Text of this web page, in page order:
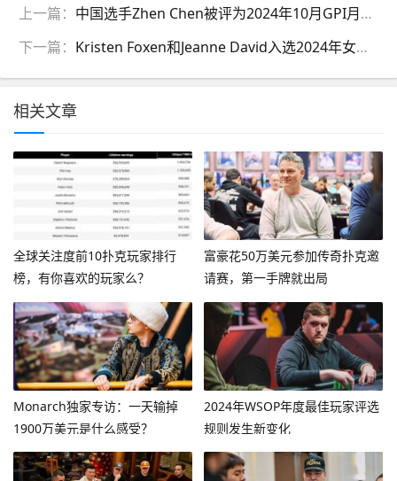
上一篇： 中国选手Zhen Chen被评为2024年10月GPI月度最佳玩家
下一篇： Kristen Foxen和Jeanne David入选2024年女性扑克名人堂
相关文章
全球关注度前10扑克玩家排行
榜，有你喜欢的玩家么？
富豪花50万美元参加传奇扑克邀
请赛，第一手牌就出局
Monarch独家专访：一天输掉
1900万美元是什么感受？
2024年WSOP年度最佳玩家评选
规则发生新变化